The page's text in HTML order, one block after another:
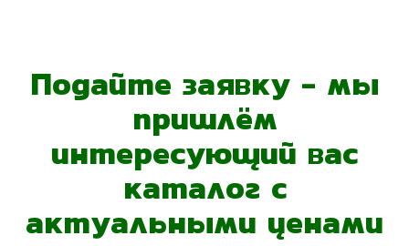
Подайте заявку - мы
пришлём
интересующий вас
каталог с
актуальными ценами